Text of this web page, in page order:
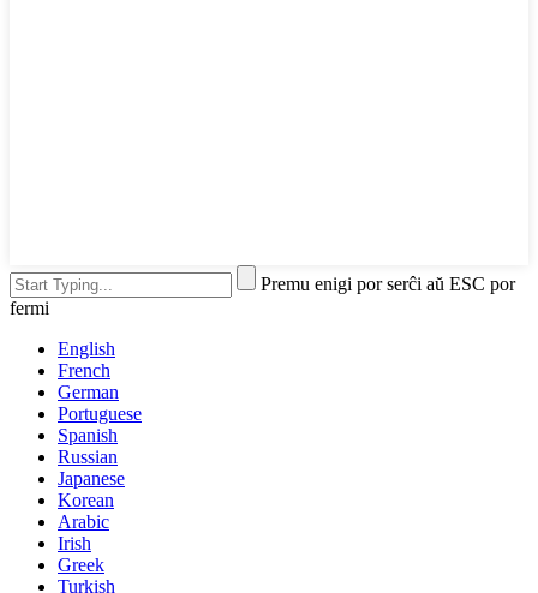
Premu enigi por serĉi aŭ ESC por
fermi
English
French
German
Portuguese
Spanish
Russian
Japanese
Korean
Arabic
Irish
Greek
Turkish